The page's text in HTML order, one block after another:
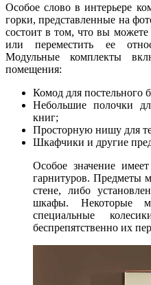
Особое слово в интерьере
горки, представленные на
состоит в том, что вы
или переместить ее
Модульные комплекты
помещения:
Комод для постельного
Небольшие полочки
книг;
Просторную нишу для
Шкафчики и другие
Особое значение
гарнитуров. Предметы
стене, либо
шкафы. Некоторые
специальные
беспрепятственно их